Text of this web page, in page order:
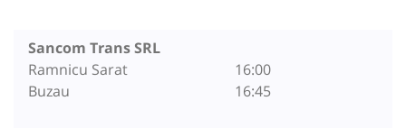
Sancom Trans SRL
Ramnicu Sarat
Buzau
16:00
16:45